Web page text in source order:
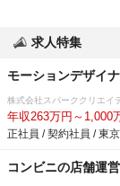
求人特集
モーションデザイ
株式会社スパーククリエイ
年収263万円～1,000
正社員 / 契約社員 / 東
コンビニの店舗運